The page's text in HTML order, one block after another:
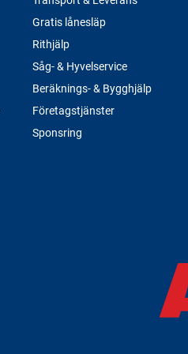
Gratis lånesläp
Rithjälp
Såg- & Hyvelservice
Beräknings- & Bygghjälp
Företagstjänster
Sponsring